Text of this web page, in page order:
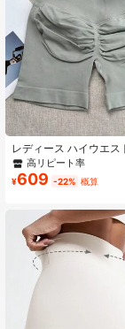
レディース ハイウエス
ヨガショーツ - 高弾性
プ、ランニング、フィ
ウトドアアクティビテ
外観 | 伸縮性のある生
高リピート率
¥609 -22% 概算